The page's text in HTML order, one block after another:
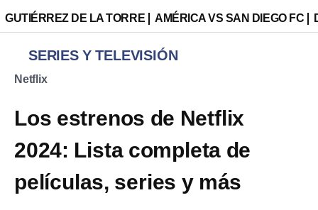
GUTIÉRREZ DE LA TORRE AMÉRICA VS SAN DIEGO FC
SERIES Y TELEVISIÓN
Netflix
Los estrenos de Netflix
2024: Lista completa de
películas, series y más